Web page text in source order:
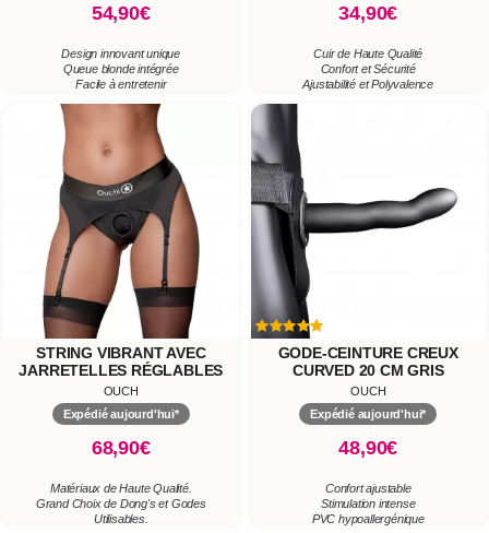
54,90€
Design innovant unique
Queue blonde intégrée
Facile à entretenir
34,90€
Cuir de Haute Qualité
Confort et Sécurité
Ajustabilité et Polyvalence
STRING VIBRANT AVEC
JARRETELLES RÉGLABLES
STRAP-ON
OUCH
Expédié aujourd'hui*
68,90€
Matériaux de Haute Qualité.
Grand Choix de Dong's et Godes
Utilisables.
GODE-CEINTURE CREUX
CURVED 20 CM GRIS
OUCH
Expédié aujourd'hui*
48,90€
Confort ajustable
Stimulation intense
PVC hypoallergénique